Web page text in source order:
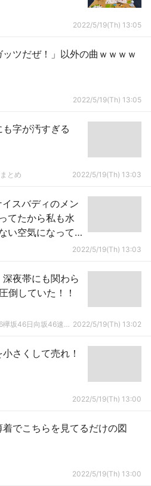
2022/5/19(Th) 13:05
ッツだぜ！」以外の曲ｗｗｗｗ
2022/5/19(Th) 13:05
も字が汚すぎる
とめ 2022/5/19(Th) 13:03
イスバディのメン
てたから私も水
い空気になって
2022/5/19(Th) 13:03
深夜帯にも関わら
倒していた！！
乃木通☆世界最速！乃木坂46欅坂46日向坂46速報まとめ 2022/5/19(Th) 13:02
さくして売れ！
2022/5/19(Th) 13:00
着でこちらを見てるだけの図
2022/5/19(Th) 13:00